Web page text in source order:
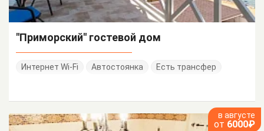
"Приморский" гостевой дом
Интернет Wi-Fi Автостоянка Есть трансфер
в августе
от 6000₽